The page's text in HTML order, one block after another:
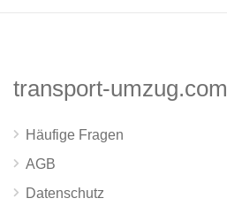
transport-umzug.com
Häufige Fragen
AGB
Datenschutz